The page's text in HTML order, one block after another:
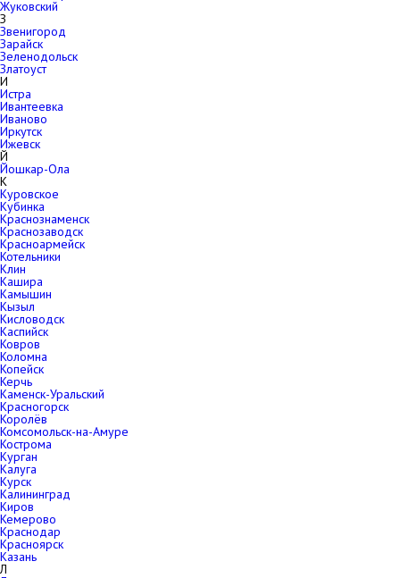
Жуковский
З
Звенигород
Зарайск
Зеленодольск
Златоуст
И
Истра
Ивантеевка
Иваново
Иркутск
Ижевск
Й
Йошкар-Ола
К
Куровское
Кубинка
Краснознаменск
Краснозаводск
Красноармейск
Котельники
Клин
Кашира
Камышин
Кызыл
Кисловодск
Каспийск
Ковров
Коломна
Копейск
Керчь
Каменск-Уральский
Красногорск
Королёв
Комсомольск-на-Амуре
Кострома
Курган
Калуга
Курск
Калининград
Киров
Кемерово
Краснодар
Красноярск
Казань
Л